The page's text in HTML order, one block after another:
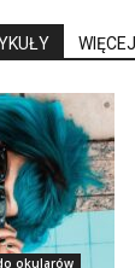
okularów